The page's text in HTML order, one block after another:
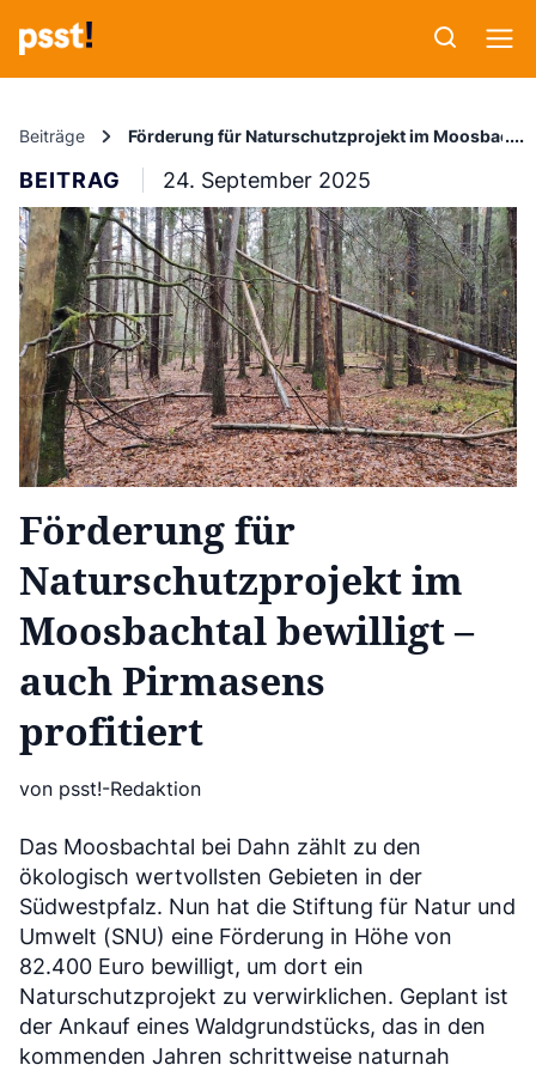
Beiträge Förderung für Naturschutzprojekt im
BEITRAG 24. September 2025
Förderung für
Naturschutzprojekt im
Moosbachtal bewilligt –
auch Pirmasens
profitiert
von psst!-Redaktion
Das Moosbachtal bei Dahn zählt zu den
ökologisch wertvollsten Gebieten in der
Südwestpfalz. Nun hat die Stiftung für Natur und
Umwelt (SNU) eine Förderung in Höhe von
82.400 Euro bewilligt, um dort ein
Naturschutzprojekt zu verwirklichen. Geplant ist
der Ankauf eines Waldgrundstücks, das in den
kommenden Jahren schrittweise naturnah